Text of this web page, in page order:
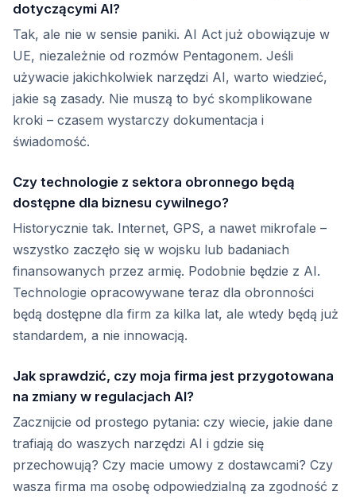
dotyczącymi AI?
Tak, ale nie w sensie paniki. AI Act już obowiązuje w
UE, niezależnie od rozmów Pentagonem. Jeśli
używacie jakichkolwiek narzędzi AI, warto wiedzieć,
jakie są zasady. Nie muszą to być skomplikowane
kroki – czasem wystarczy dokumentacja i
świadomość.
Czy technologie z sektora obronnego będą
dostępne dla biznesu cywilnego?
Historycznie tak. Internet, GPS, a nawet mikrofale –
wszystko zaczęło się w wojsku lub badaniach
finansowanych przez armię. Podobnie będzie z AI.
Technologie opracowywane teraz dla obronności
będą dostępne dla firm za kilka lat, ale wtedy będą już
standardem, a nie innowacją.
Jak sprawdzić, czy moja firma jest przygotowana
na zmiany w regulacjach AI?
Zacznijcie od prostego pytania: czy wiecie, jakie dane
trafiają do waszych narzędzi AI i gdzie się
przechowują? Czy macie umowy z dostawcami? Czy
wasza firma ma osobę odpowiedzialną za zgodność z